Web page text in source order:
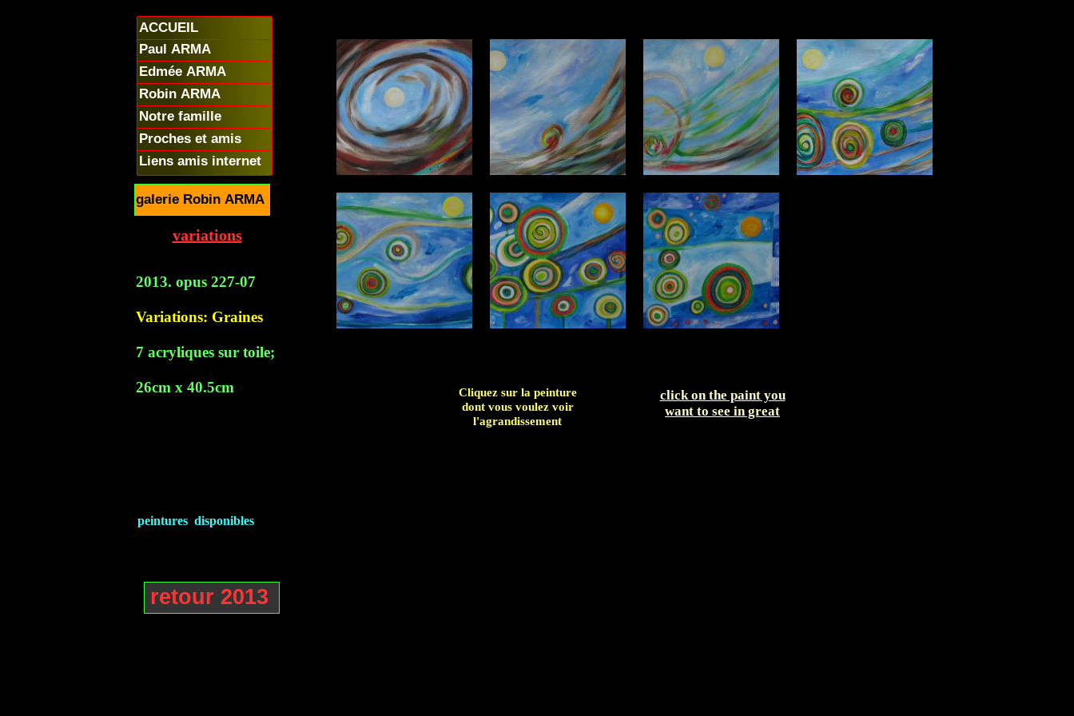
click on the paint you
want to see in great
Cliquez sur la peinture
dont vous voulez voir
l'agrandissement
retour 2013
variations
2013. opus 227-07
Variations: Graines
7 acryliques sur toile;
26cm x 40.5cm
peintures disponibles
ACCUEIL
Paul ARMA
Edmée ARMA
Robin ARMA
Notre famille
Proches et amis
Liens amis internet
galerie Robin ARMA